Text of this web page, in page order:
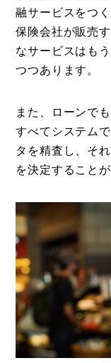
融サービスをつ
保険会社が販売
なサービスはも
つつあります。
また、ローンで
すべてシステム
タを精査し、そ
を決定することが